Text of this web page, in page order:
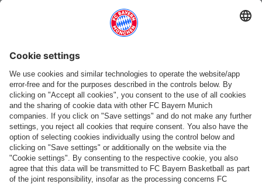
Paiement et livraison
FC Bayern Store App